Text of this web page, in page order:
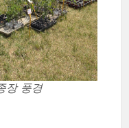
장 풍경